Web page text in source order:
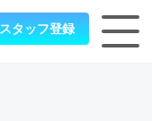
スタッフ登録